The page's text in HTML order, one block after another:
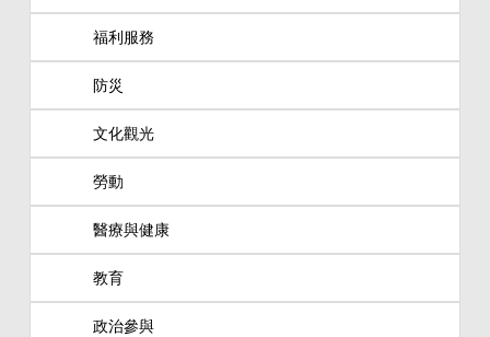
福利服務
防災
文化觀光
勞動
醫療與健康
教育
政治參與